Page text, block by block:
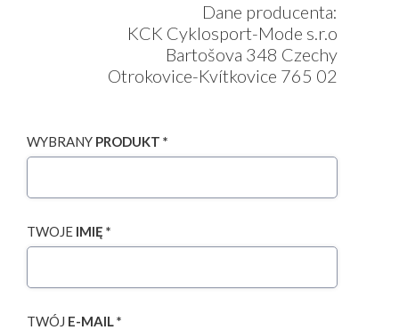
Dane producenta:
KCK Cyklosport-Mode s.r.o
Bartošova 348 Czechy
Otrokovice-Kvítkovice 765 02
WYBRANY PRODUKT *
TWOJE IMIĘ *
TWÓJ E-MAIL *